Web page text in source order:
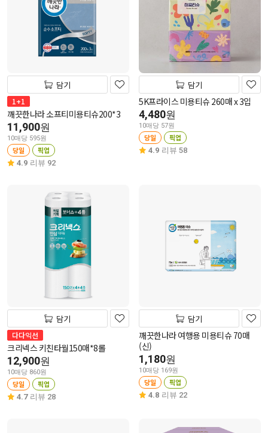
담기
1+1
깨끗한나라 소프티미용티슈200*3
11,900원
10매당 595원
당일 픽업
4.9 리뷰 92
담기
5K프라이스 미용티슈 260매 x 3입
4,480원
10매당 57원
당일 픽업
4.9 리뷰 58
담기
다다익선
크리넥스 키친타월150매*8롤
12,900원
10매당 860원
당일 픽업
4.7 리뷰 28
담기
깨끗한나라 여행용 미용티슈 70매
(신)
1,180원
10매당 169원
당일 픽업
4.8 리뷰 22